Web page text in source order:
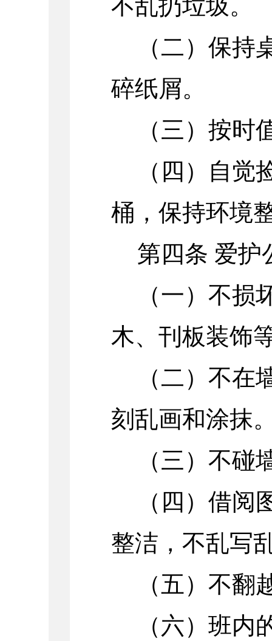
不乱扔垃圾。
（二）保
碎纸屑。
（三）按
（四）自觉
桶，保持环境
第四条 爱
（一）不
木、刊板装饰
（二）不
刻乱画和涂抹
（三）不碰
（四）借
整洁，不乱写
（五）不翻
（六）班